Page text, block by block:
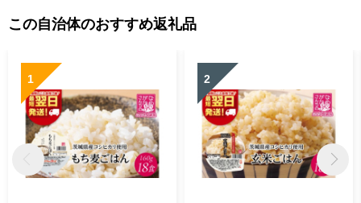
この自治体のおすすめ返礼品
1 2